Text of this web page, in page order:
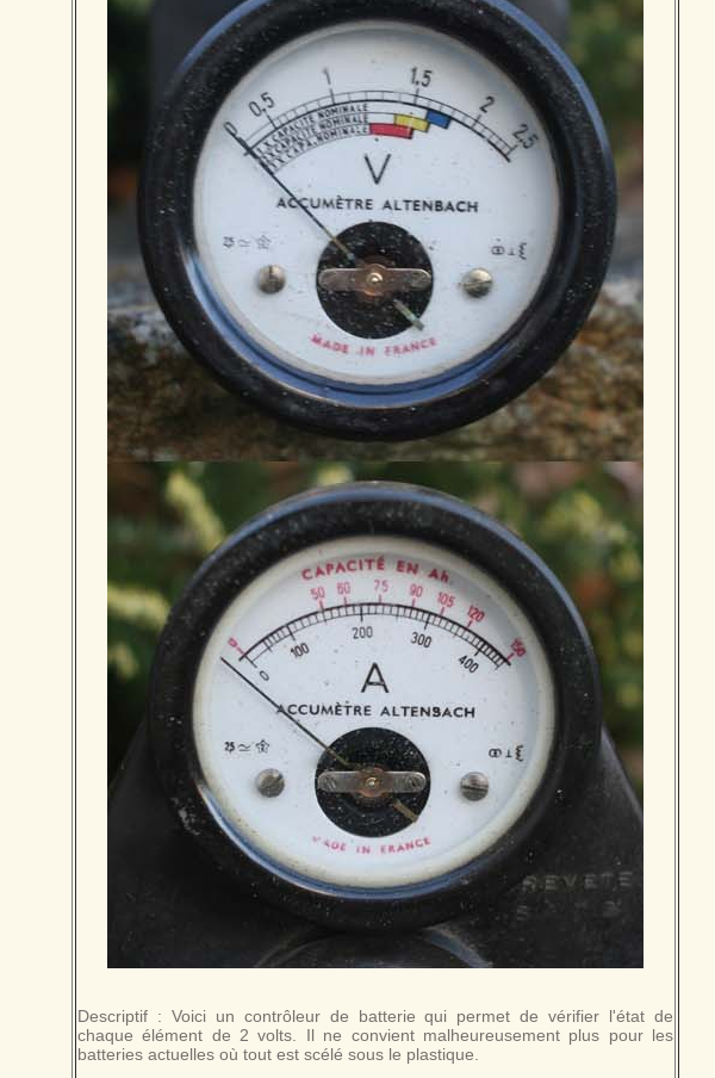
Descriptif : Voici un contrôleur de batterie qui permet de vérifier l'état de
chaque élément de 2 volts. Il ne convient malheureusement plus pour les
batteries actuelles où tout est scélé sous le plastique.